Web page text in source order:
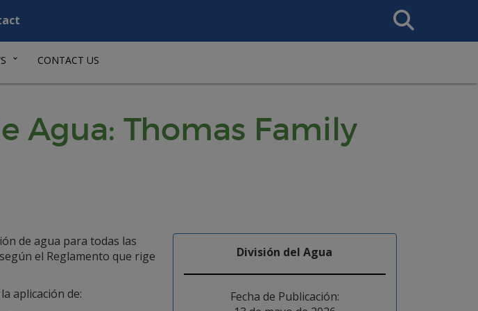
Search
This
CONTACT US
Agua: Thomas Family
División del Agua
Fecha de Publicación:
de agua para todas las
el Reglamento que rige
aplicación de: